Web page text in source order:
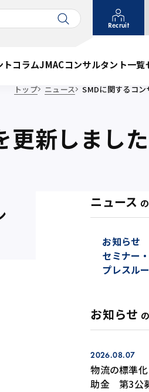
Recruit
トコラムJMACコンサルタント一覧
トップ ニュース SMDに関するコ
更新しました
ニュース
お知らせ
セミナー
プレスル
お知らせ
2026.08.07
物流の標準
助金 第3公